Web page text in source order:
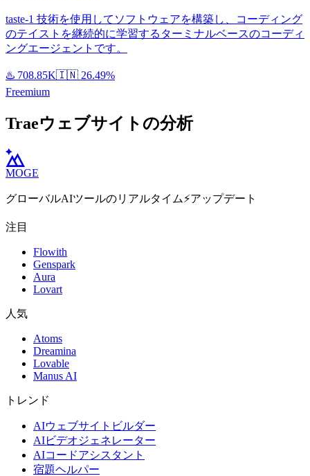
taste-1 技術を使用してソフトウェアを構築し、コーディング
のテイストを継続的に学習するターミナルベースのコーディ
ングエージェントです。
♨️ 708.85K🇮🇳 26.49%
Freemium
Traeウェブサイトの分析
MOGE
グローバルAIツールのリアルタイム⚡️アップデート
注目
Flowith
Genspark
Aura
Lovart
人気
Atoms
Dreamina
Lovable
Manus AI
トレンド
AIウェブサイトビルダー
AIビデオジェネレーター
AIコードアシスタント
宿題ヘルパー